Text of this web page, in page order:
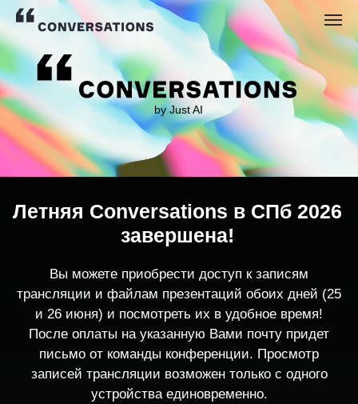
by Just AI
трансляции и файлам презентаций обоих дней (25
После оплаты на указанную Вами почту придет
записей трансляции возможен только с одного
устройства единовременно.
По любым вопросам пишите
contact@conversations-ai.co m
Летняя Conversations в СПб 2026
завершена!